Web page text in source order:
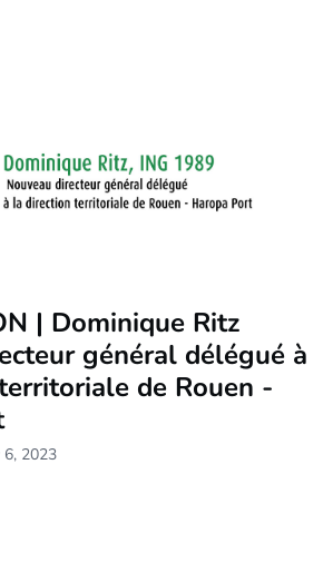
| Dominique Ritz
général délégué à
de Rouen -
6, 2023